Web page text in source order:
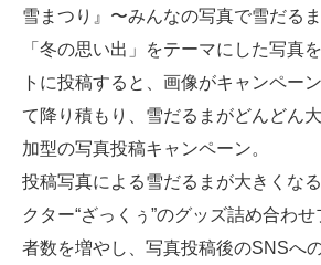
雪まつり』〜みんなの写真で雪だる
「冬の思い出」をテーマにした写真
トに投稿すると、画像がキャンペー
て降り積もり、雪だるまがどんどん
加型の写真投稿キャンペーン。
投稿写真による雪だるまが大きくな
クター“ざっくぅ”のグッズ詰め合わ
者数を増やし、写真投稿後のSNSへ